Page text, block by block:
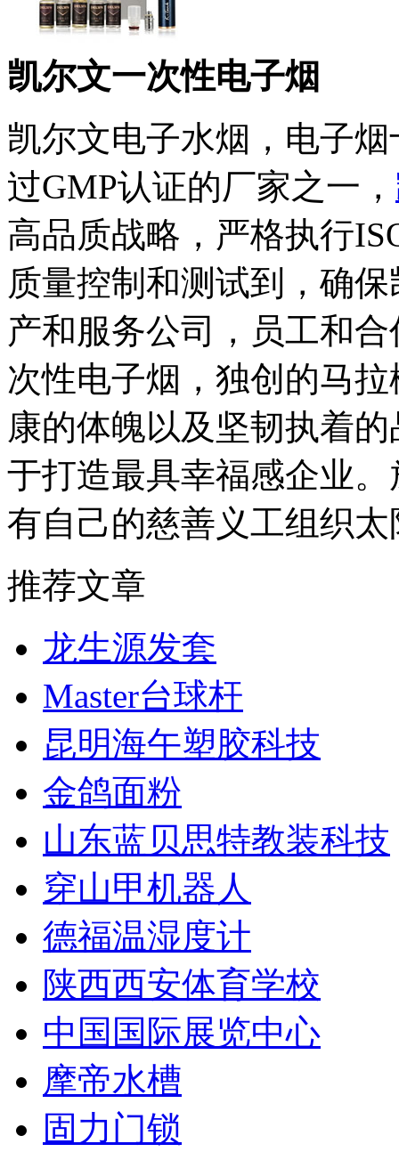
凯尔文一次性电子烟
凯尔文电子水烟，电子
过GMP认证的厂家之一，
高品质战略，严格执行
质量控制和测试到，确
产和服务公司，员工和
次性电子烟，独创的马
康的体魄以及坚韧执着
于打造最具幸福感企业
有自己的慈善义工组织太
推荐文章
龙生源发套
Master台球杆
昆明海午塑胶科技
金鸽面粉
山东蓝贝思特教装科技
穿山甲机器人
德福温湿度计
陕西西安体育学校
中国国际展览中心
摩帝水槽
固力门锁